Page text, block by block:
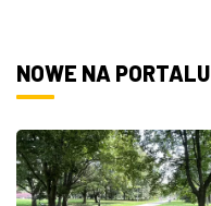
NOWE NA PORTALU